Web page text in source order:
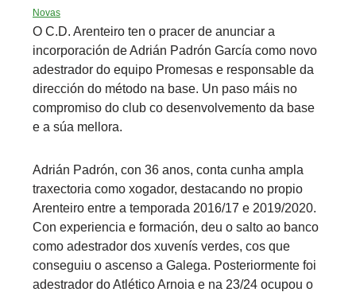
Novas
O C.D. Arenteiro ten o pracer de anunciar a
incorporación de Adrián Padrón García como novo
adestrador do equipo Promesas e responsable da
dirección do método na base. Un paso máis no
compromiso do club co desenvolvemento da base
e a súa mellora.
Adrián Padrón, con 36 anos, conta cunha ampla
traxectoria como xogador, destacando no propio
Arenteiro entre a temporada 2016/17 e 2019/2020.
Con experiencia e formación, deu o salto ao banco
como adestrador dos xuvenís verdes, cos que
conseguiu o ascenso a Galega. Posteriormente foi
adestrador do Atlético Arnoia e na 23/24 ocupou o